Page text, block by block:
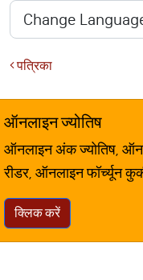
पत्रिका
ऑनलाइन ज्योतिष
ऑनलाइन अंक ज्योतिष,
रीडर, ऑनलाइन फॉर्च्यून
क्लिक करें